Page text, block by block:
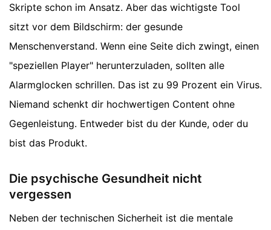
Skripte schon im Ansatz. Aber das wichtigste Tool
sitzt vor dem Bildschirm: der gesunde
Menschenverstand. Wenn eine Seite dich zwingt, einen
"speziellen Player" herunterzuladen, sollten alle
Alarmglocken schrillen. Das ist zu 99 Prozent ein Virus.
Niemand schenkt dir hochwertigen Content ohne
Gegenleistung. Entweder bist du der Kunde, oder du
bist das Produkt.
Die psychische Gesundheit nicht
vergessen
Neben der technischen Sicherheit ist die mentale